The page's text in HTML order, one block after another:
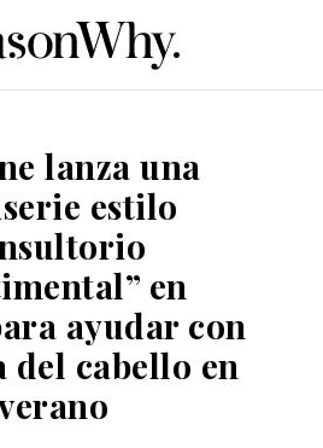
lanza una
estilo
en
ayudar con
cabello en